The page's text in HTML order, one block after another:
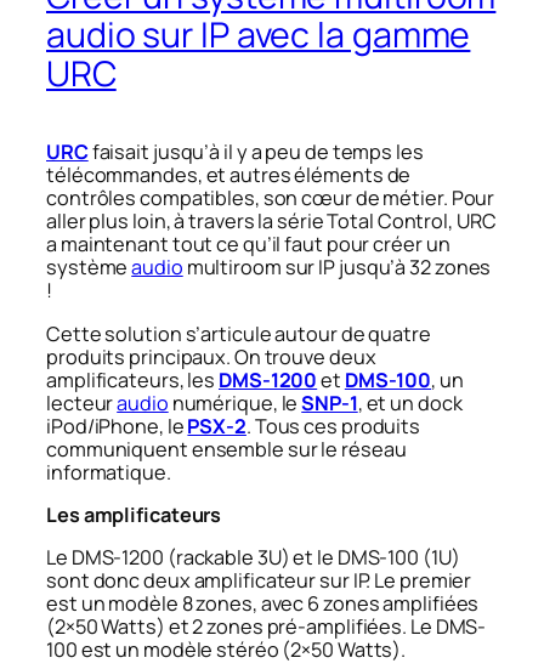
audio sur IP avec la gamme
URC
URCfaisait jusqu’à il y a peu de temps les
télécommandes, et autres éléments de
contrôles compatibles, son cœur de métier. Pour
aller plus loin, à travers la série Total Control, URC
a maintenant tout ce qu’il faut pour créer un
systèmeaudio multiroom sur IP jusqu’à 32 zones
!
Cette solution s’articule autour de quatre
produits principaux. On trouve deux
amplificateurs, les DMS-1200et DMS-100, un
lecteuraudio numérique, leSNP-1, et un dock
iPod/iPhone, lePSX-2. Tous ces produits
communiquent ensemble sur le réseau
informatique.
Les amplificateurs
Le DMS-1200 (rackable 3U) et le DMS-100 (1U)
sont donc deux amplificateur sur IP. Le premier
est un modèle 8 zones, avec 6 zones amplifiées
(2×50 Watts) et 2 zones pré-amplifiées. Le DMS-
100 est un modèle stéréo (2×50 Watts).